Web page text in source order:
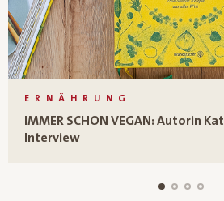
ERNÄHRUNG
IMMER SCHON VEGAN: Autorin
Interview